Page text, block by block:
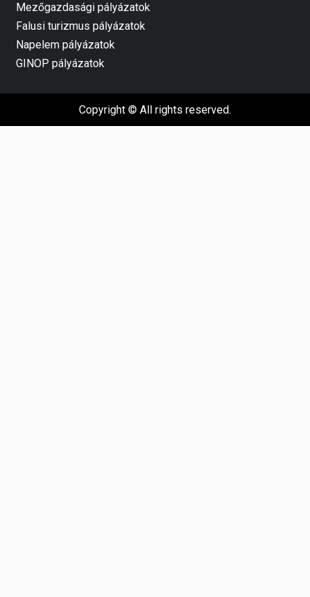
Mezőgazdasági pályázatok
Falusi turizmus pályázatok
Napelem pályázatok
GINOP pályázatok
Copyright © All rights reserved.